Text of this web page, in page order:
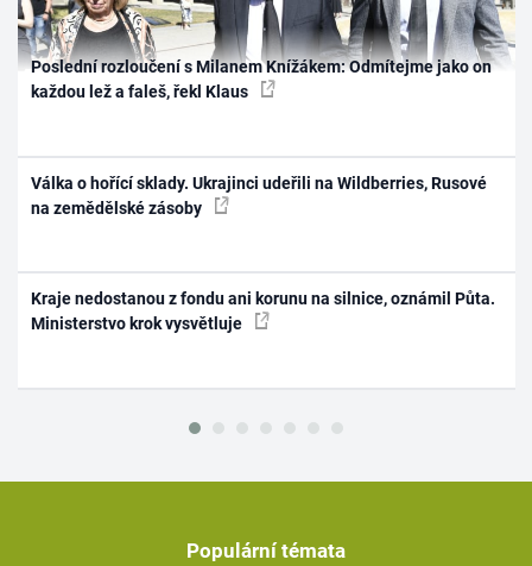
Poslední rozloučení s Milanem Knížákem: Odmítejme jako on
každou lež a faleš, řekl Klaus
Válka o hořící sklady. Ukrajinci udeřili na Wildberries, Rusové
na zemědělské zásoby
Kraje nedostanou z fondu ani korunu na silnice, oznámil Půta.
Ministerstvo krok vysvětluje
Populární témata